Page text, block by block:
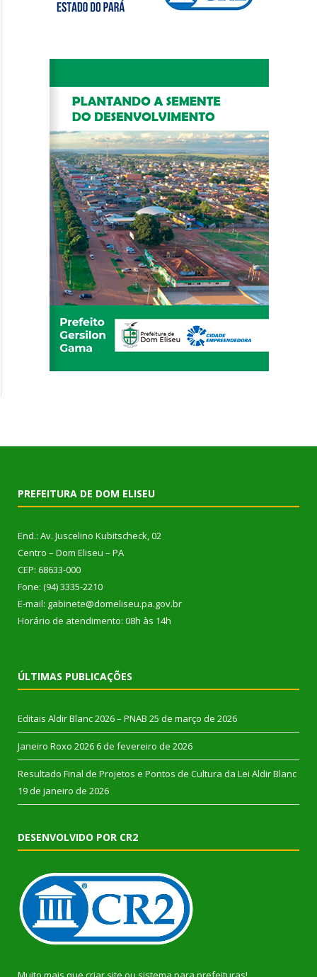
PREFEITURA DE DOM ELISEU
End.: Av. Juscelino Kubitscheck, 02
Centro – Dom Eliseu – PA
CEP: 68633-000
Fone: (94) 3335-2210
E-mail: gabinete@domeliseu.pa.gov.br
Horário de atendimento: 08h às 14h
ÚLTIMAS PUBLICAÇÕES
Editais Aldir Blanc 2026 – PNAB 25 de março de 2026
Janeiro Roxo 2026 6 de fevereiro de 2026
Resultado Final de Projetos e Pontos de Cultura da Lei Aldir Blanc
19 de janeiro de 2026
DESENVOLVIDO POR CR2